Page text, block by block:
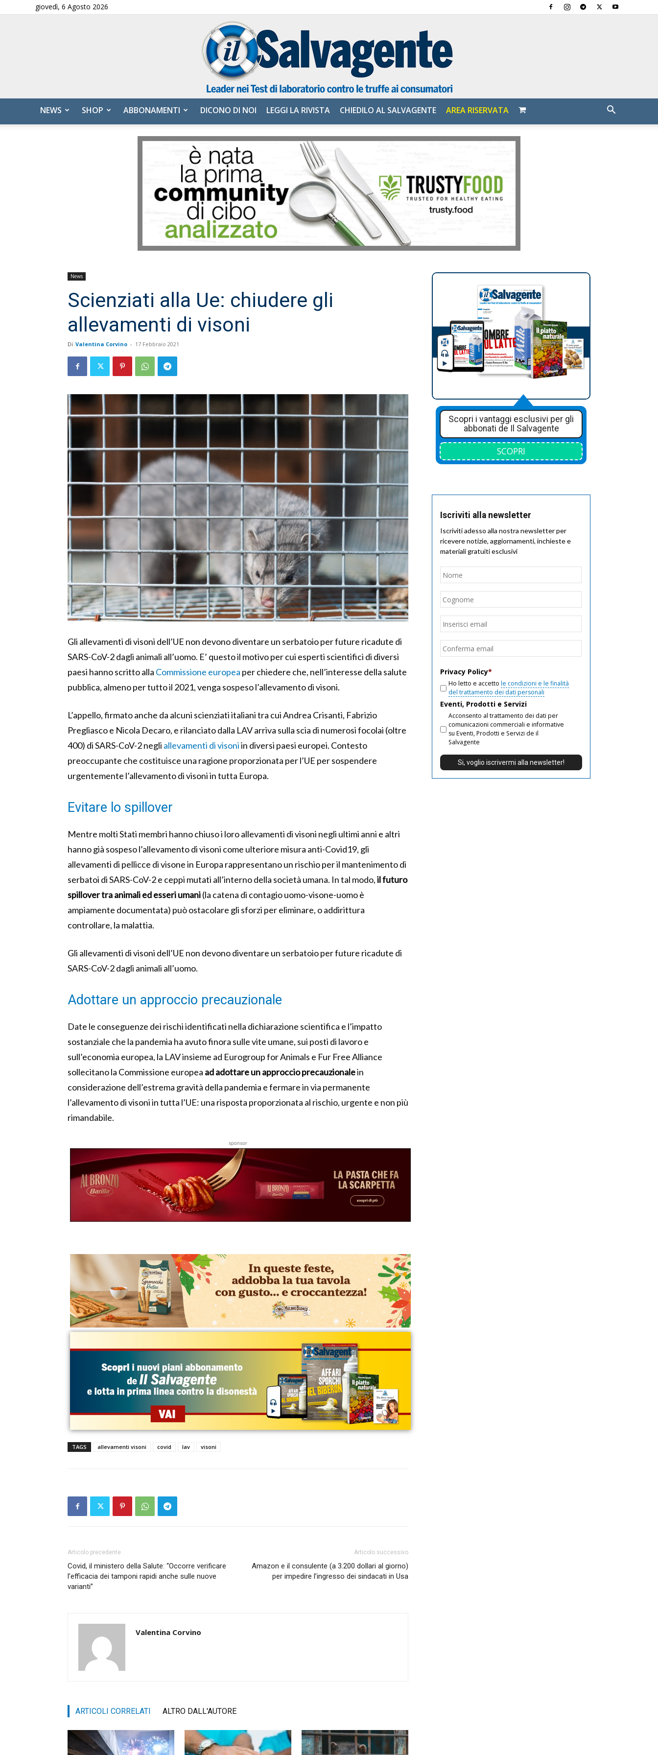
giovedì, 6 Agosto 2026
Salvagente
NEWS SHOP ABBONAMENTI DICONO DI NOI LEGGI LA RIVISTA CHIEDILO AL SALVAGENTE AREA RISERVATA
News
Scienziati alla Ue: chiudere gli
allevamenti di visoni
Di Valentina Corvino - 17 Febbraio 2021
Gli allevamenti di visoni dell’UE non devono diventare un serbatoio per future ricadute di
SARS-CoV-2 dagli animali all’uomo. E’ questo il motivo per cui esperti scientifici di diversi
paesi hanno scritto alla Commissione europea per chiedere che, nell’interesse della salute
pubblica, almeno per tutto il 2021, venga sospeso l’allevamento di visoni.
L’appello, firmato anche da alcuni scienziati italiani tra cui Andrea Crisanti, Fabrizio
Pregliasco e Nicola Decaro, e rilanciato dalla LAV arriva sulla scia di numerosi focolai (oltre
400) di SARS-CoV-2 negli allevamenti di visoniin diversi paesi europei. Contesto
preoccupante che costituisce una ragione proporzionata per l’UE per sospendere
urgentemente l’allevamento di visoni in tutta Europa.
Evitare lo spillover
Mentre molti Stati membri hanno chiuso i loro allevamenti di visoni negli ultimi anni e altri
hanno già sospeso l’allevamento di visoni come ulteriore misura anti-Covid19, gli
allevamenti di pellicce di visone in Europa rappresentano un rischio per il mantenimento di
serbatoi di SARS-CoV-2 e ceppi mutati all’interno della società umana. In tal modo,il futuro
spillover tra animali ed esseri umani(la catena di contagio uomo-visone-uomo è
ampiamente documentata) può ostacolare gli sforzi per eliminare, o addirittura
controllare, la malattia.
Gli allevamenti di visoni dell’UE non devono diventare un serbatoio per future ricadute di
SARS-CoV-2 dagli animali all’uomo.
Adottare un approccio precauzionale
Date le conseguenze dei rischi identificati nella dichiarazione scientifica e l’impatto
sostanziale che la pandemia ha avuto finora sulle vite umane, sui posti di lavoro e
sull’economia europea, la LAV insieme ad Eurogroup for Animals e Fur Free Alliance
sollecitano la Commissione europea ad adottare un approccio precauzionalein
considerazione dell’estrema gravità della pandemia e fermare in via permanente
l’allevamento di visoni in tutta l’UE: una risposta proporzionata al rischio, urgente e non più
rimandabile.
sponsor
TAGS allevamenti visoni covid lav visoni
Articolo precedente
Covid, il ministero della Salute: “Occorre verificare
l’efficacia dei tamponi rapidi anche sulle nuove
varianti”
Articolo successivo
Amazon e il consulente (a 3.200 dollari al giorno)
per impedire l’ingresso dei sindacati in Usa
Valentina Corvino
ARTICOLI CORRELATI ALTRO DALL'AUTORE
Scopri i vantaggi esclusivi per gli
abbonati de Il Salvagente
SCOPRI
Iscriviti alla newsletter
Iscriviti adesso alla nostra newsletter per
ricevere notizie, aggiornamenti, inchieste e
materiali gratuiti esclusivi
Nome
Email
Privacy Policy*
Ho letto e accetto le condizioni e le finalità
del trattamento dei dati personali
Eventi, Prodotti e Servizi
Acconsento al trattamento dei dati per
comunicazioni commerciali e informative
su Eventi, Prodotti e Servizi de il
Salvagente